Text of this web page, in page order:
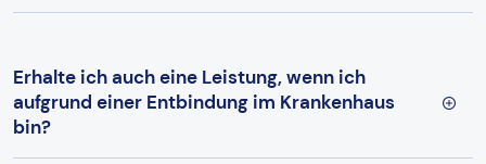
Erhalte ich auch eine Leistung, wenn ich
aufgrund einer Entbindung im Krankenhaus
bin?